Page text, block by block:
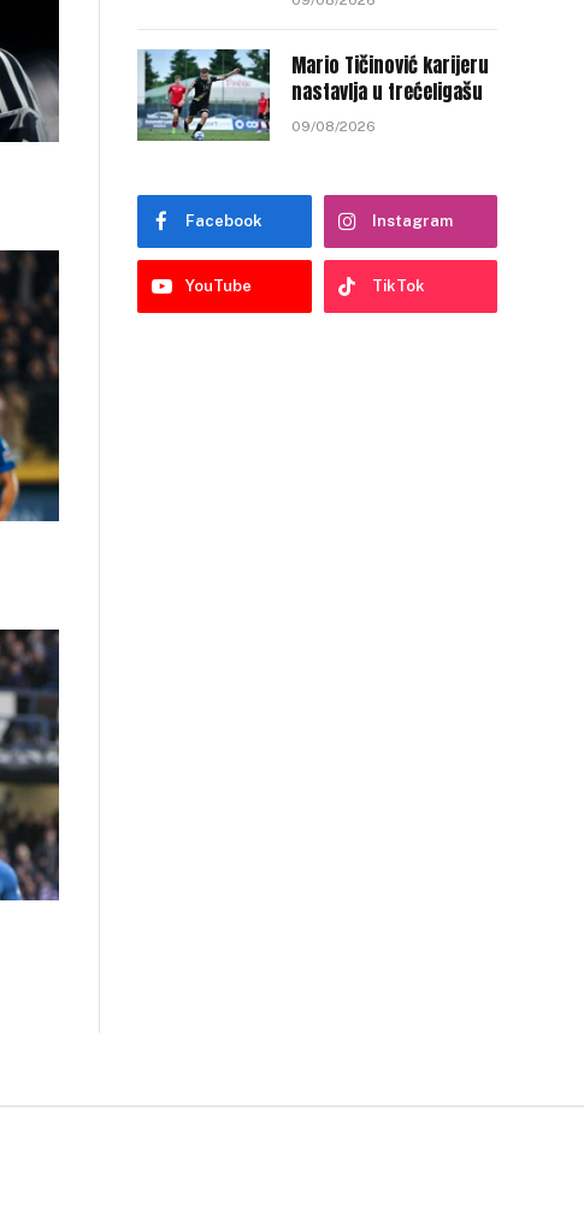
Mario Tičinović karijeru
nastavlja u trećeligašu
09/08/2026
Facebook Instagram
YouTube TikTok